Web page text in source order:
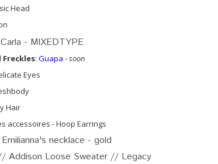
Head
- MIXEDTYPE
Freckles: Guapa -soon
Eyes
Hair
accessoires - Hoop Earrings
necklace - gold
Addison Loose Sweater // Legacy